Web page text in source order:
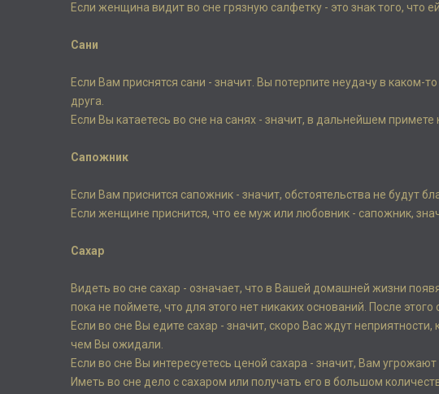
Если женщина видит во сне грязную салфетку - это знак того, что
Сани
Если Вам приснятся сани - значит. Вы потерпите неудачу в
друга.
Если Вы катаетесь во сне на санях - значит, в дальнейшем
Сапожник
Если Вам приснится сапожник - значит, обстоятельства не будут
Если женщине приснится, что ее муж или любовник - сапожник,
Сахар
Видеть во сне сахар - означает, что в Вашей домашней жизни
пока не поймете, что для этого нет никаких оснований. После
Если во сне Вы едите сахар - значит, скоро Вас ждут
чем Вы ожидали.
Если во сне Вы интересуетесь ценой сахара - значит, Вам угрожают
Иметь во сне дело с сахаром или получать его в большом